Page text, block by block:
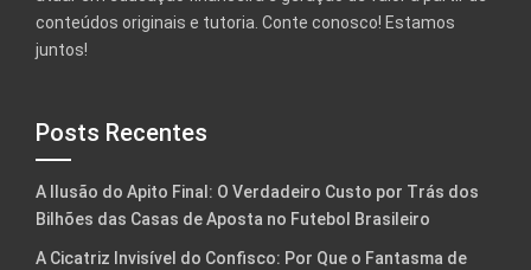
conteúdos originais e tutoria. Conte conosco! Estamos
juntos!
Posts Recentes
A Ilusão do Apito Final: O Verdadeiro Custo por Trás dos
Bilhões das Casas de Aposta no Futebol Brasileiro
A Cicatriz Invisível do Confisco: Por Que o Fantasma de